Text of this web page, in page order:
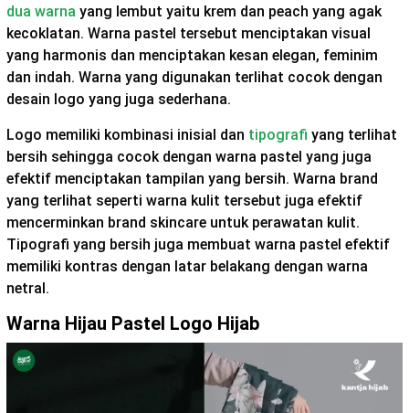
dua warna yang lembut yaitu krem dan peach yang agak
kecoklatan. Warna pastel tersebut menciptakan visual
yang harmonis dan menciptakan kesan elegan, feminim
dan indah. Warna yang digunakan terlihat cocok dengan
desain logo yang juga sederhana.
Logo memiliki kombinasi inisial dan tipografi yang terlihat
bersih sehingga cocok dengan warna pastel yang juga
efektif menciptakan tampilan yang bersih. Warna brand
yang terlihat seperti warna kulit tersebut juga efektif
mencerminkan brand skincare untuk perawatan kulit.
Tipografi yang bersih juga membuat warna pastel efektif
memiliki kontras dengan latar belakang dengan warna
netral.
Warna Hijau Pastel Logo Hijab